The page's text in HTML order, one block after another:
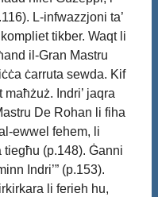
L-infwazzjoni ta’
tikber. Waqt li
il-Gran Mastru
ċarruta sewda. Kif
Indri’ jaqra
De Rohan li fiha
ewwel fehem, li
(p.148). Ġanni
Indri’” (p.153).
li ferieh hu,